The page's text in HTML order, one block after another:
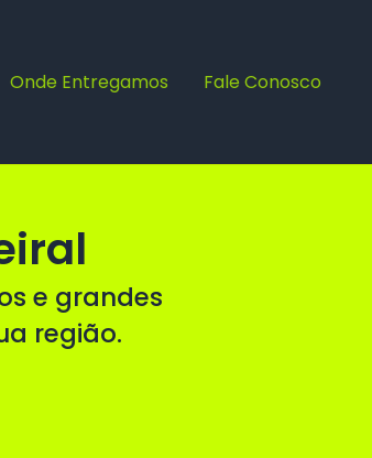
Onde Entregamos Fale Conosco
e grandes
região.